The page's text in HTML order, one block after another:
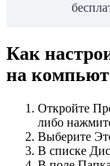
Как
на
Откройте
либо
Выберите
В списке